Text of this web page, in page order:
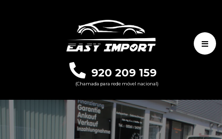
920 209 159
(Chamada para rede móvel nacional)